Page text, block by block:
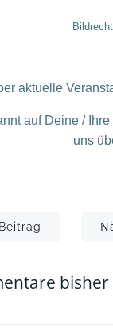
aktuelle
auf Deine /
uns
bisher